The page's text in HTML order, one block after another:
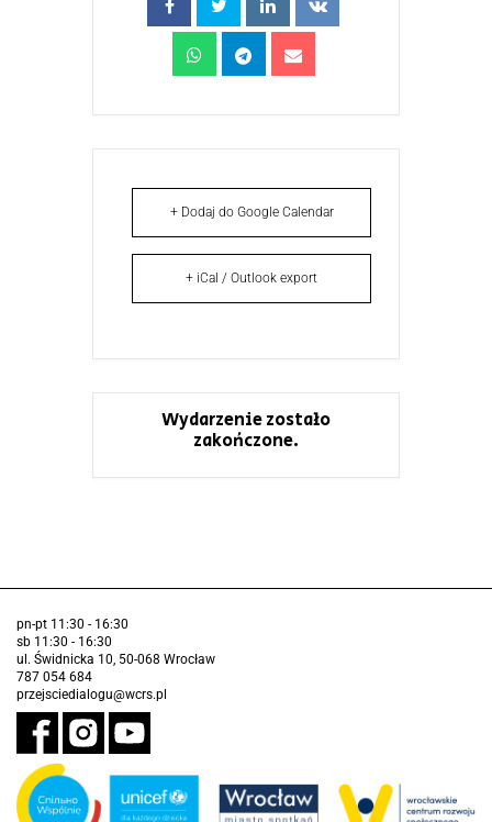
+ Dodaj do Google Calendar
+ iCal / Outlook export
Wydarzenie zostało
zakończone.
pn-pt 11:30 - 16:30
sb 11:30 - 16:30
ul. Świdnicka 10, 50-068 Wrocław
787 054 684
przejsciedialogu@wcrs.pl